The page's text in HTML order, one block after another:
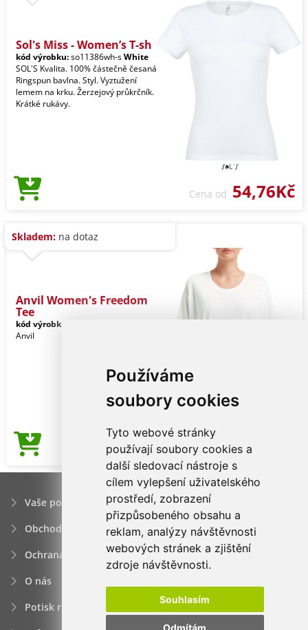
Používáme
soubory cookies
Tyto webové stránky
používají soubory cookies a
další sledovací nástroje s
cílem vylepšení uživatelského
prostředí, zobrazení
přizpůsobeného obsahu a
reklam, analýzy návštěvnosti
webových stránek a zjištění
zdroje návštěvnosti.
Souhlasím
Odmítám
Sol's Miss - Women’s T-sh
kód výrobku:so11386wh-sWhite
SOL'S Kvalita. 100% částečně česaná
Ringspun bavlna. Styl. Vyztužení
lemem na krku. Žerzejový průkrčník.
Krátké rukávy.
Cena od 54,76Kč
Skladem: na dotaz
Anvil Women's Freedom
Tee
kód výrobku:
Anvil
Cena od57,21Kč
Vaše poptávka
Obchodní podmínky
Ochrana osobních údajú
O nás
Potisk reklamních předmětů